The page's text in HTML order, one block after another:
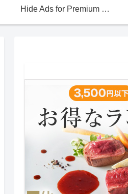
Hide Ads for Premium Members